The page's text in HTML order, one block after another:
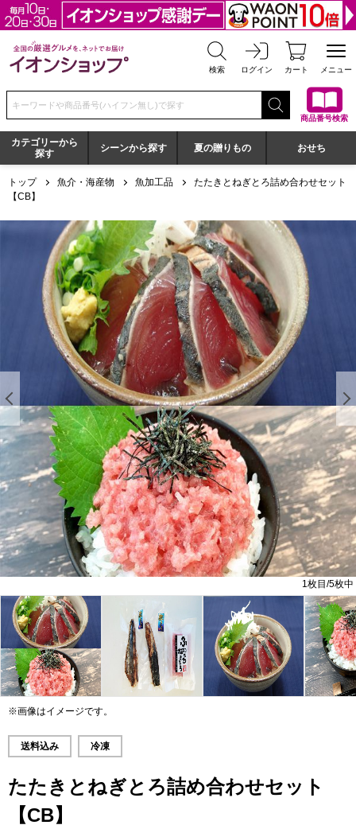
全国の厳選グルメを、ネットでお届け イオンショップ
検索 ログイン カート メニュー
検索キーワードまたは商品番号を入力してください
商品番号検索
カテゴリーから
探す
シーンから探す 夏の贈りもの おせち
トップ 魚介・海産物 魚加工品
たたきとねぎとろ詰め合わせセット
【CB】
たたきとねぎとろ詰め合わせセット【CB】
前の画像を表示する
1枚目/5枚中
※画像はイメージです。
送料込み 冷凍
たたきとねぎとろ詰め合わせセット
【CB】